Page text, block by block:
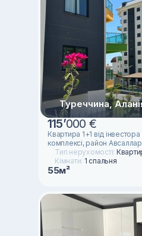
Туреччина,
115’000 €
Квартира 1+1 від
комплексі, район
Тип нерухомості:
Кімнати: 1 спальня
55м²